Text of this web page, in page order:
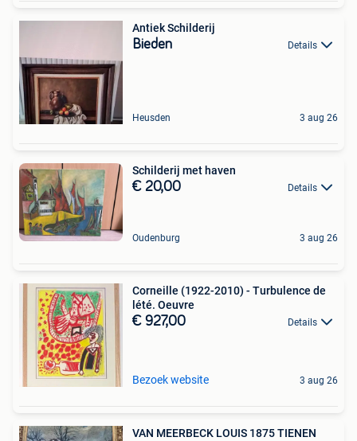
Antiek Schilderij
Bieden Details
Heusden 3 aug 26
Schilderij met haven
€ 20,00 Details
Oudenburg 3 aug 26
Corneille (1922-2010) - Turbulence de
lété. Oeuvre
€ 927,00 Details
Bezoek website 3 aug 26
VAN MEERBECK LOUIS 1875 TIENEN